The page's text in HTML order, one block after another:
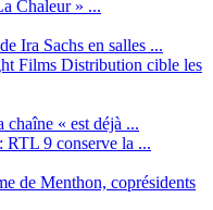
Chaleur » ...
Ira Sachs en salles ...
Films Distribution cible les
chaîne « est déjà ...
RTL 9 conserve la ...
de Menthon, coprésidents